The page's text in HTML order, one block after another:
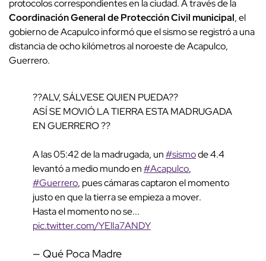
protocolos correspondientes en la ciudad. A través de la
Coordinación General de Protección Civil municipal, el
gobierno de Acapulco informó que el sismo se registró a una
distancia de ocho kilómetros al noroeste de Acapulco,
Guerrero.
??ALV, SÁLVESE QUIEN PUEDA??
ASÍ SE MOVIÓ LA TIERRA ESTA MADRUGADA
EN GUERRERO ??
A las 05:42 de la madrugada, un#sismode 4.4
levantó a medio mundo en#Acapulco,
#Guerrero, pues cámaras captaron el momento
justo en que la tierra se empieza a mover.
Hasta el momento no se...
pic.twitter.com/YElIa7ANDY
— Qué Poca Madre